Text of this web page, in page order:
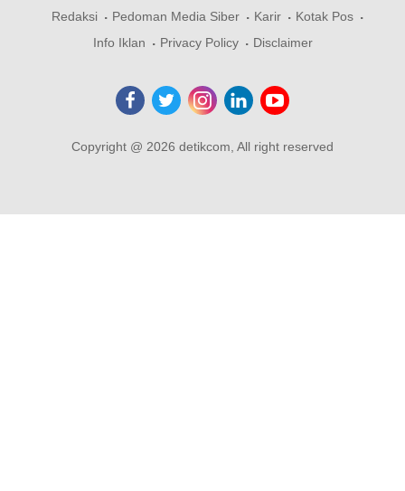
Redaksi Pedoman Media Siber Karir
Kotak Pos
Info Iklan
Privacy Policy Disclaimer
Copyright @ 2026 detikcom, All right reserved